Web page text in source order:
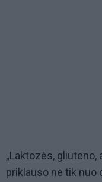
„Laktozės,
priklauso ne tik nuo